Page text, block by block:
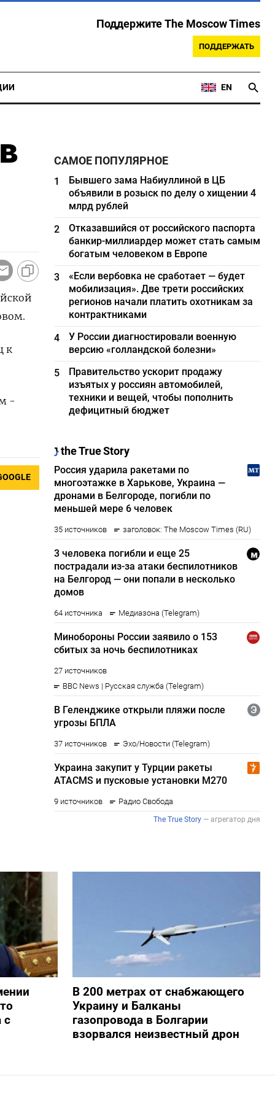
Поддержите The Moscow Times
ПОДДЕРЖАТЬ
EN
к
-
САМОЕ ПОПУЛЯРНОЕ
1
Бывшего зама Набиуллиной в ЦБ
объявили в розыск по делу о хищении 4
млрд рублей
2
Отказавшийся от российского паспорта
банкир-миллиардер может стать самым
богатым человеком в Европе
3
«Если вербовка не сработает — будет
мобилизация». Две трети российских
регионов начали платить охотникам за
контрактниками
4
У России диагностировали военную
версию «голландской болезни»
5
Правительство ускорит продажу
изъятых у россиян автомобилей,
техники и вещей, чтобы пополнить
дефицитный бюджет
с
В 200 метрах от снабжающего
Украину и Балканы
газопровода в Болгарии
взорвался неизвестный дрон